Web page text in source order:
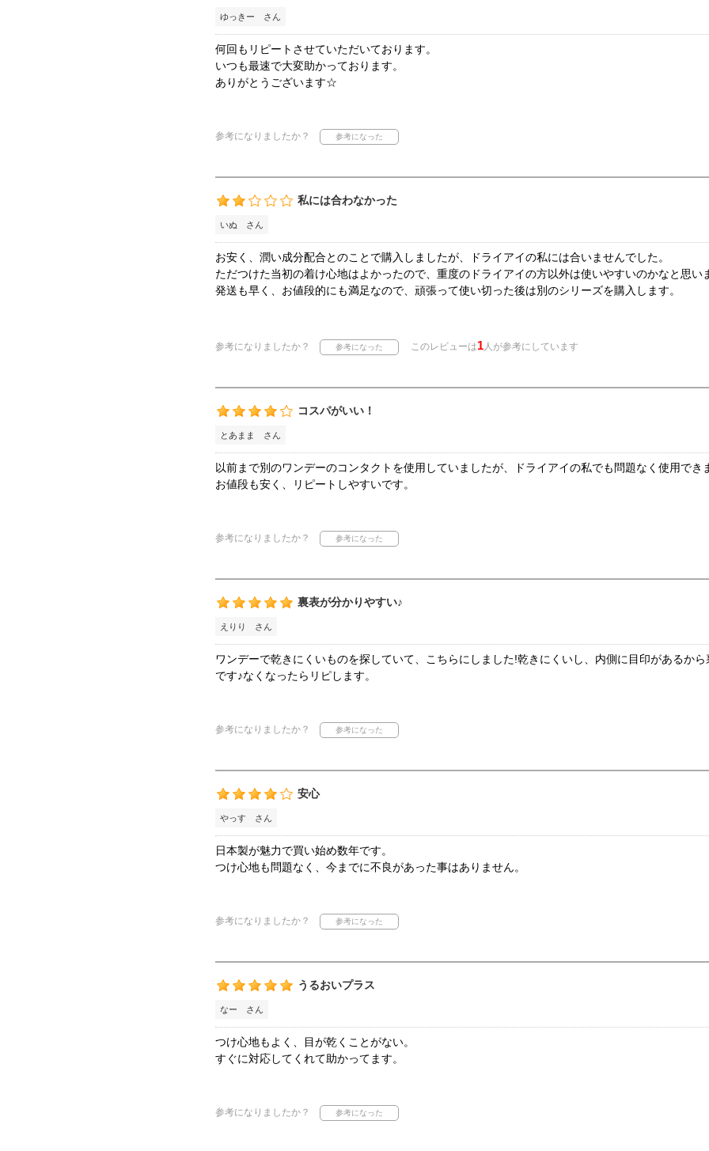
ゆっきー さん
何回もリピートさせていただいております。
いつも最速で大変助かっております。
ありがとうございます☆
参考になりましたか？
私には合わなかった
いぬ さん
お安く、潤い成分配合とのことで購入しましたが、ドライアイの私には合いませんでした。
ただつけた当初の着け心地はよかったので、重度のドライアイの方以外は使いやすいのかなと思い
発送も早く、お値段的にも満足なので、頑張って使い切った後は別のシリーズを購入します。
参考になりましたか？ このレビューは1人が参考にしています
コスパがいい！
とあまま さん
以前まで別のワンデーのコンタクトを使用していましたが、ドライアイの私でも問題なく使用でき
お値段も安く、リピートしやすいです。
参考になりましたか？
裏表が分かりやすい♪
えりり さん
ワンデーで乾きにくいものを探していて、こちらにしました!乾きにくいし、内側に目印があるか
です♪なくなったらリピします。
参考になりましたか？
安心
やっす さん
日本製が魅力で買い始め数年です。
つけ心地も問題なく、今までに不良があった事はありません。
参考になりましたか？
うるおいプラス
なー さん
つけ心地もよく、目が乾くことがない。
すぐに対応してくれて助かってます。
参考になりましたか？